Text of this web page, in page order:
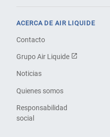
ACERCA DE AIR LIQUIDE
Contacto
Grupo Air Liquide
Noticias
Quienes somos
Responsabilidad
social